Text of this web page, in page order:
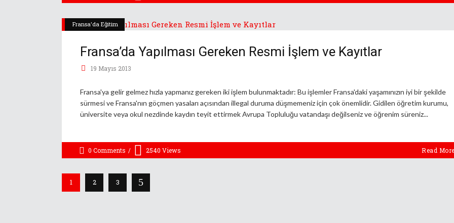
Fransa'da Eğitim
Fransa’da Yapılması Gereken Resmi İşlem ve Kayıtlar
19 Mayıs 2013
Fransa'ya gelir gelmez hızla yapmanız gereken iki işlem bulunmaktadır: Bu işlemler Fransa'daki yaşamınızın iyi bir şekilde
sürmesi ve Fransa'nın göçmen yasaları açısından illegal duruma düşmemeniz için çok önemlidir. Gidilen öğretim kurumu,
üniversite veya okul nezdinde kaydın teyit ettirmek Avrupa Topluluğu vatandaşı değilseniz ve öğrenim süreniz
0 Comments 2540 Views Read
1 2 3